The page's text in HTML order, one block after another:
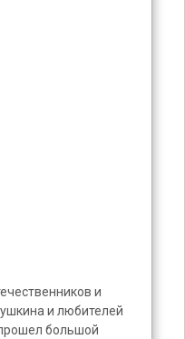
и
и любителей
большой